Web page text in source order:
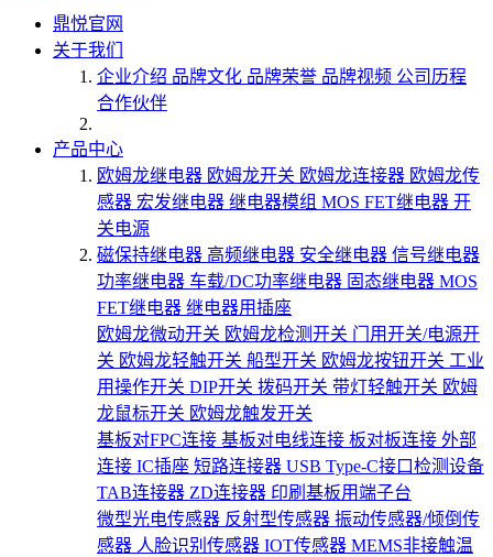
鼎悦官网
关于我们
企业介绍 品牌文化 品牌荣誉 品牌视频 公司历程
合作伙伴
产品中心
欧姆龙继电器 欧姆龙开关 欧姆龙连接器 欧姆龙传
感器 宏发继电器 继电器模组 MOS FET继电器 开
关电源
磁保持继电器 高频继电器 安全继电器 信号继电器
功率继电器 车载/DC功率继电器 固态继电器 MOS
FET继电器 继电器用插座
欧姆龙微动开关 欧姆龙检测开关 门用开关/电源开
关 欧姆龙轻触开关 船型开关 欧姆龙按钮开关 工业
用操作开关 DIP开关 拨码开关 带灯轻触开关 欧姆
龙鼠标开关 欧姆龙触发开关
基板对FPC连接 基板对电线连接 板对板连接 外部
连接 IC插座 短路连接器 USB Type-C接口检测设备
TAB连接器 ZD连接器 印刷基板用端子台
微型光电传感器 反射型传感器 振动传感器/倾倒传
感器 人脸识别传感器 IOT传感器 MEMS非接触温